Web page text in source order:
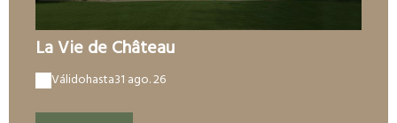
La Vie de Château
Válidohasta31 ago. 26